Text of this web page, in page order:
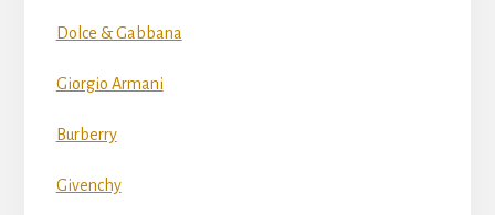
Dolce & Gabbana
Giorgio Armani
Burberry
Givenchy